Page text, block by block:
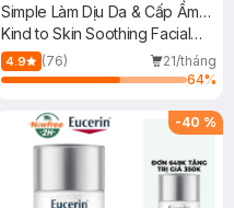
Simple Làm Dịu Da & Cấp Ẩm
200ml
Kind to Skin Soothing Facial
Toner
4.9 (76)
21/tháng
64%
-40 %